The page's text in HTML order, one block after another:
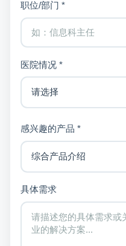
职位/部门 *
医院情况 *
感兴趣的产品 *
具体需求